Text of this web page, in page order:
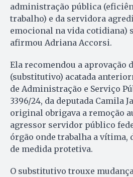
administração pública
trabalho) e da servidora
emocional na vida cotidiana)
afirmou Adriana Accorsi.
Ela recomendou a aprovação
(substitutivo) acatada
de Administração e Serviço
3396/24, da deputada Camila
original obrigava a remoção
agressor servidor público
órgão onde trabalha a vítima,
de medida protetiva.
O substitutivo trouxe